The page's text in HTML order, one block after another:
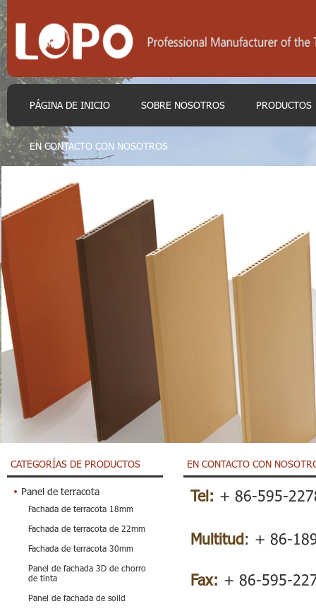
PÁGINA DE INICIO SOBRE NOSOTROS PRODUCTOS
EN CONTACTO CON NOSOTROS
CATEGORÍAS DE PRODUCTOS
Panel de terracota
Fachada de terracota 18mm
Fachada de terracota de 22mm
Fachada de terracota 30mm
Panel de fachada 3D de chorro
de tinta
Panel de fachada de soild
EN CONTACTO CON
Tel: + 86-595-
Multitud: + 86-
Fax: + 86-595-